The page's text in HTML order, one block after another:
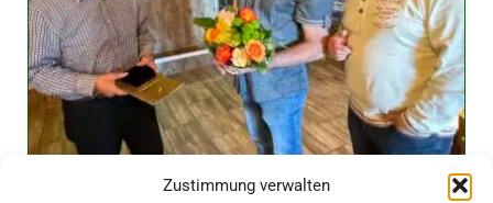
Zustimmung verwalten